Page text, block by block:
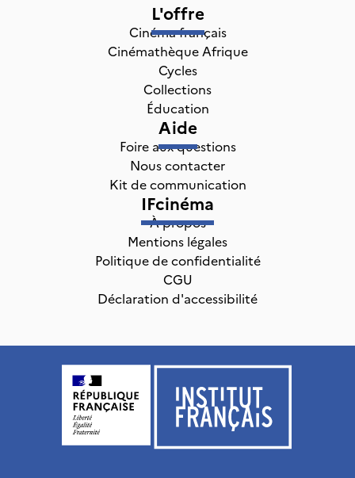
L'offre
Cinéma français
Cinémathèque Afrique
Cycles
Collections
Éducation
Aide
Foire aux questions
Nous contacter
Kit de communication
IFcinéma
À propos
Mentions légales
Politique de confidentialité
CGU
Déclaration d'accessibilité